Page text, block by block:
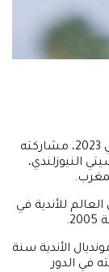
يستهل الأهلي المصري، اليوم الاربعاء 01 جانفي 2023، مشاركته
النيوزلندي،
للأندية في
الأندية سنة
في الدور